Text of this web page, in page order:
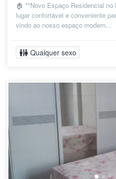
🏠 **Novo Espaço Residencial
lugar confortável e conveniente
vindo ao nosso espaço modern...
Qualquer sexo